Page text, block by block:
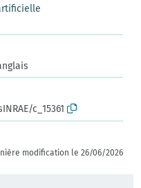
c_15361
modification le 26/06/2026